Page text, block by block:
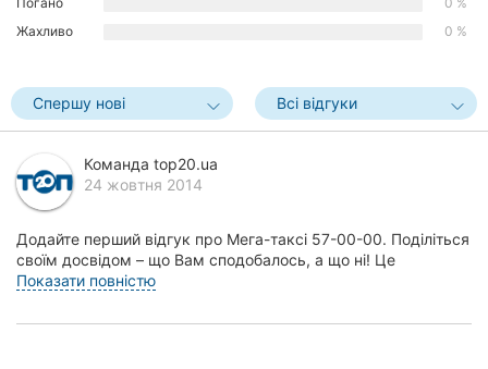
Львів
Ріг
Херсон
Полтава
Чернігів
Черкаси
Жахливо
0 %
Спершу нові Всі відгуки
Команда top20.ua
24 жовтня 2014
Додайте перший відгук про Мега-таксі 57-00-00. Поділіться
своїм досвідом – що Вам сподобалось, а що ні! Це
допоможе іншим жителям Вінниці зробити прав...
Показати повністю